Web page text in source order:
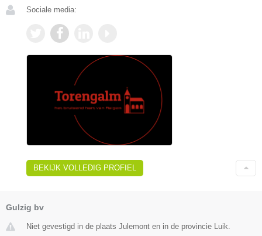
Sociale media:
BEKIJK VOLLEDIG PROFIEL
Gulzig bv
Niet gevestigd in de plaats Julemont en in de provincie Luik.